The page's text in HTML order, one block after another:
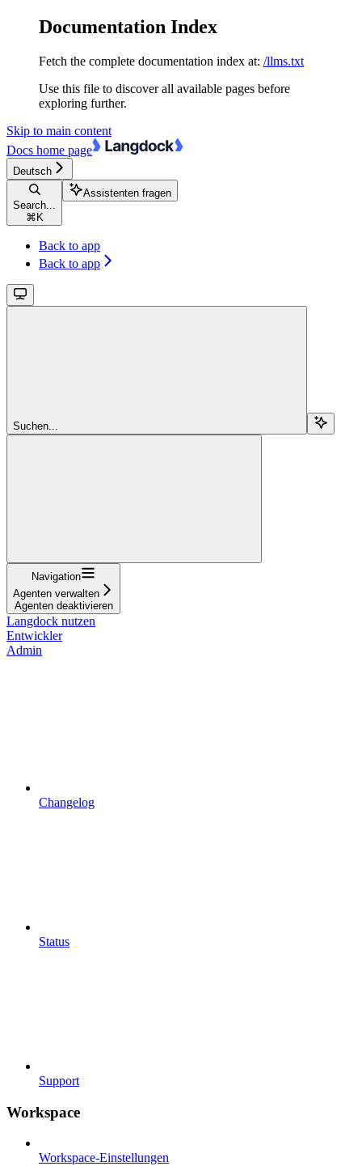
Documentation Index
Fetch the complete documentation index at: /llms.txt
Use this file to discover all available pages before
exploring further.
Skip to main content
Docs home page
Deutsch
Search...
⌘ K
Assistenten fragen
Back to app
Back to app
Suchen...
Navigation
Agenten verwalten
Agenten deaktivieren
Langdock nutzen
Entwickler
Admin
Changelog
Status
Support
Workspace
Workspace-Einstellungen